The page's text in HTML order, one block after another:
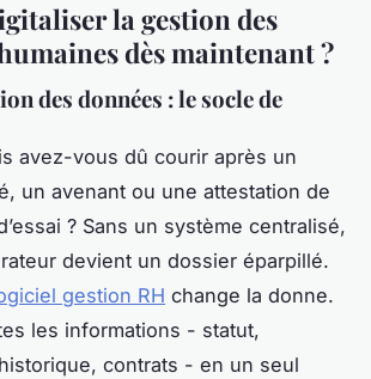
la gestion des
dès maintenant ?
des données : le socle de
avez-vous dû courir après un
un avenant ou une attestation de
? Sans un système centralisé,
devient un dossier éparpillé.
gestion RH change la donne.
les informations - statut,
contrats - en un seul